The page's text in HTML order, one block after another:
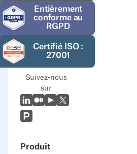
Entièrement
conforme au
RGPD
Certifié ISO :
27001
Suivez-nous
sur
LinkedIn
MoyenYoutubeX (Twitter)
Prodcut Hunt
Produit